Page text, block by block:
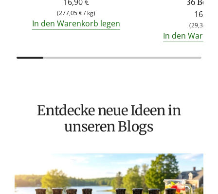
(277,05 €/ kg)
In den Warenkorb legen
36
16,90
(29,34 €
In den
Entdecke neue Ideen in
unseren Blogs